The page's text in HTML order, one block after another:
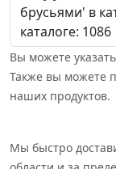
Вы можете
Также вы можете
наших продуктов.
Мы быстро